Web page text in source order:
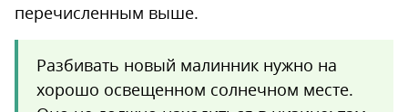
перечисленным выше.
Разбивать новый малинник нужно на
хорошо освещенном солнечном месте.